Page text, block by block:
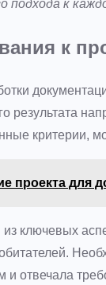
подхода к
к
результата
критерии,
проекта для
из ключевых
и отвечала